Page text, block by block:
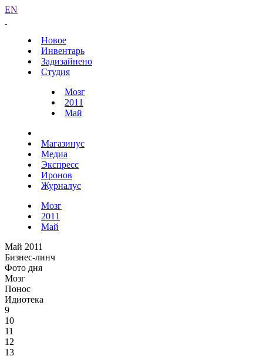
EN
Новое
Инвентарь
Задизайнено
Студия
Мозг
2011
Май
Магазинус
Медиа
Экспресс
Иронов
Журналус
Мозг
2011
Май
Май 2011
Бизнес-линч
Фото дня
Мозг
Понос
Идиотека
9
10
11
12
13